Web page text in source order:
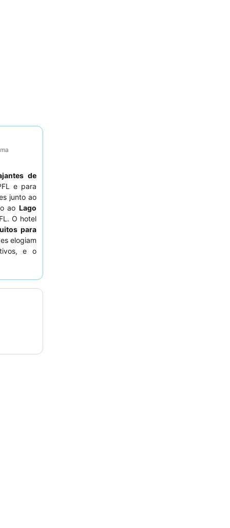
de
e para
junto ao
ao Lago
O hotel
para
elogiam
e o
estadia